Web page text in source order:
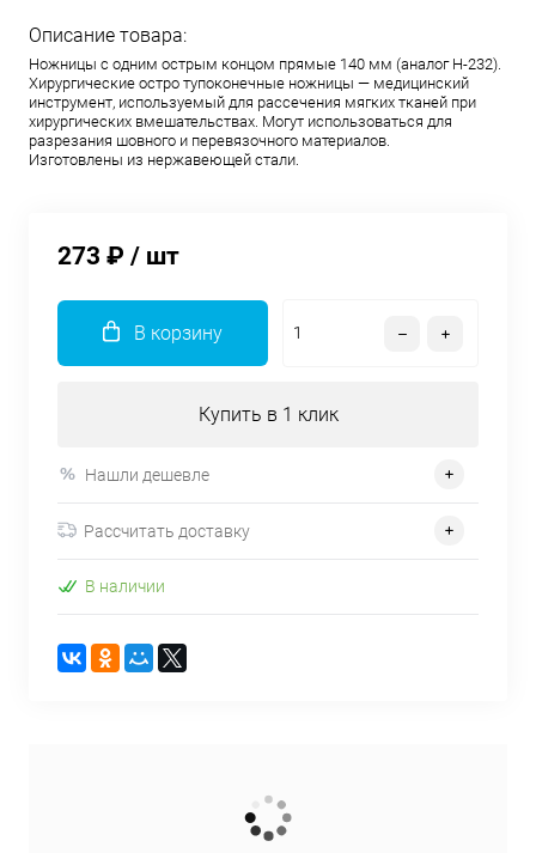
Описание товара:
Ножницы с одним острым концом прямые 140 мм (аналог Н-232).
Хирургические остро тупоконечные ножницы — медицинский
инструмент, используемый для рассечения мягких тканей при
хирургических вмешательствах. Могут использоваться для
разрезания шовного и перевязочного материалов.
Изготовлены из нержавеющей стали.
273 ₽ / шт
В корзину
Купить в 1 клик
Нашли дешевле
Рассчитать доставку
В наличии